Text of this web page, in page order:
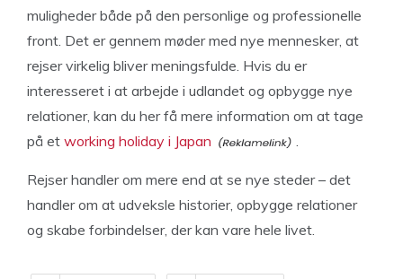
muligheder både på den personlige og professionelle
front. Det er gennem møder med nye mennesker, at
rejser virkelig bliver meningsfulde. Hvis du er
interesseret i at arbejde i udlandet og opbygge nye
relationer, kan du her få mere information om at tage
på et working holiday i Japan .
Rejser handler om mere end at se nye steder – det
handler om at udveksle historier, opbygge relationer
og skabe forbindelser, der kan vare hele livet.